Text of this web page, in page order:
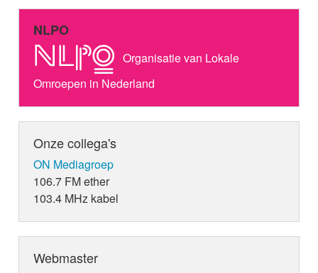
NLPO
Organisatie van Lokale
Omroepen in Nederland
Onze collega's
ON Mediagroep
106.7 FM ether
103.4 MHz kabel
Webmaster